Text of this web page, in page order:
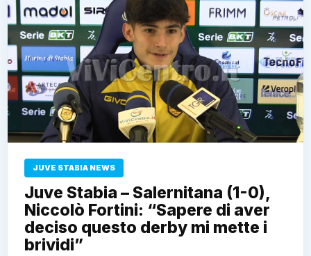
JUVE STABIA NEWS
Juve Stabia – Salernitana (1-0),
Niccolò Fortini: “Sapere di aver
deciso questo derby mi mette i
brividi”